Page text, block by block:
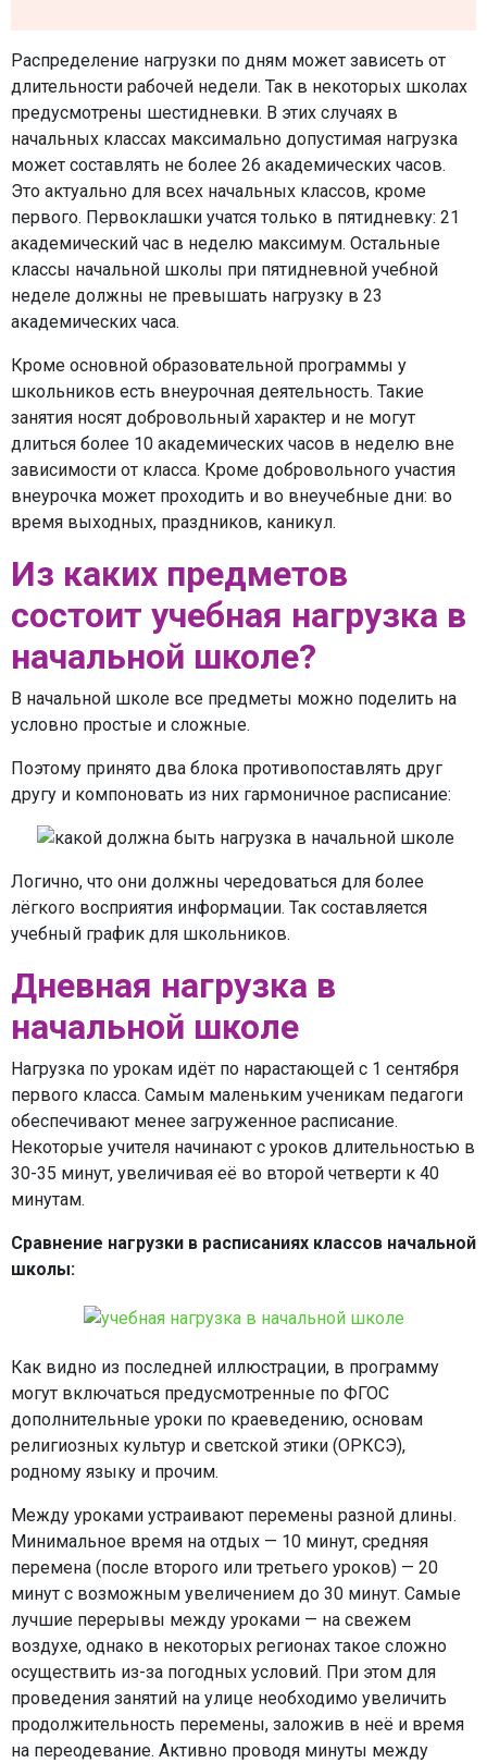
Распределение нагрузки по дням может зависеть от
длительности рабочей недели. Так в некоторых школах
предусмотрены шестидневки. В этих случаях в
начальных классах максимально допустимая нагрузка
может составлять не более 26 академических часов.
Это актуально для всех начальных классов, кроме
первого. Первоклашки учатся только в пятидневку: 21
академический час в неделю максимум. Остальные
классы начальной школы при пятидневной учебной
неделе должны не превышать нагрузку в 23
академических часа.
Кроме основной образовательной программы у
школьников есть внеурочная деятельность. Такие
занятия носят добровольный характер и не могут
длиться более 10 академических часов в неделю вне
зависимости от класса. Кроме добровольного участия
внеурочка может проходить и во внеучебные дни: во
время выходных, праздников, каникул.
Из каких предметов
состоит учебная нагрузка в
начальной школе?
В начальной школе все предметы можно поделить на
условно простые и сложные.
Поэтому принято два блока противопоставлять друг
другу и компоновать из них гармоничное расписание:
Логично, что они должны чередоваться для более
лёгкого восприятия информации. Так составляется
учебный график для школьников.
Дневная нагрузка в
начальной школе
Нагрузка по урокам идёт по нарастающей с 1 сентября
первого класса. Самым маленьким ученикам педагоги
обеспечивают менее загруженное расписание.
Некоторые учителя начинают с уроков длительностью в
30-35 минут, увеличивая её во второй четверти к 40
минутам.
Сравнение нагрузки в расписаниях классов начальной
школы:
Как видно из последней иллюстрации, в программу
могут включаться предусмотренные по ФГОС
дополнительные уроки по краеведению, основам
религиозных культур и светской этики (ОРКСЭ),
родному языку и прочим.
Между уроками устраивают перемены разной длины.
Минимальное время на отдых — 10 минут, средняя
перемена (после второго или третьего уроков) — 20
минут с возможным увеличением до 30 минут. Самые
лучшие перерывы между уроками — на свежем
воздухе, однако в некоторых регионах такое сложно
осуществить из-за погодных условий. При этом для
проведения занятий на улице необходимо увеличить
продолжительность перемены, заложив в неё и время
на переодевание. Активно проводя минуты между